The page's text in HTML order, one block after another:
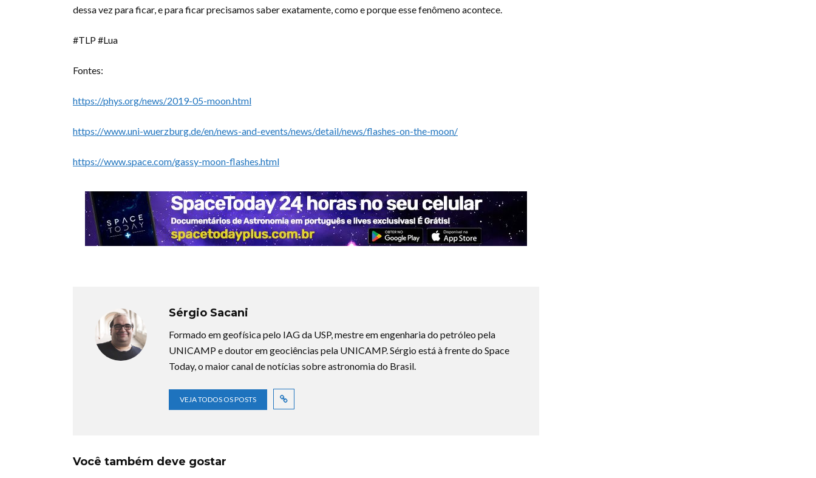
dessa vez para ficar, e para ficar precisamos saber exatamente, como e porque esse fenômeno acontece.
#TLP #Lua
Fontes:
https://phys.org/news/2019-05-moon.html
https://www.uni-wuerzburg.de/en/news-and-events/news/detail/news/flashes-on-the-moon/
https://www.space.com/gassy-moon-flashes.html
Sérgio Sacani
Formado em geofísica pelo IAG da USP, mestre em engenharia do petróleo pela
UNICAMP e doutor em geociências pela UNICAMP. Sérgio está à frente do Space
Today, o maior canal de notícias sobre astronomia do Brasil.
VEJA TODOS OS POSTS
Você também deve gostar